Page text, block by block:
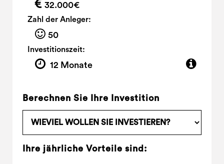
32.000€
Zahl der Anleger:
50
Investitionszeit:
12 Monate
Berechnen Sie Ihre Investition
Ihre jährliche Vorteile sind: